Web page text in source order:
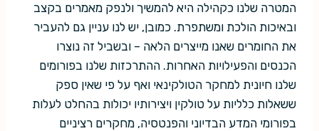
המטרה שלנו כקהילה היא להמשיך ולנפק מאמרים בקצב
ובאיכות הולכת ומשתפרת. כמובן, יש לנו עניין גם להעביר
את החומרים שאנו מייצרים הלאה – ובשביל זה נוצרו
הכנסים והפעילויות האחרות. ההתרכזות שלנו בפורומים
שלנו חיונית למחקר הטולקינאי ואף על פי שאין ספק
ששאלות כלליות על טולקין ויצירותיו יכולות בהחלט לעלות
בפורומי המדע הבדיוני והפנטסיה, מחקרים רציניים